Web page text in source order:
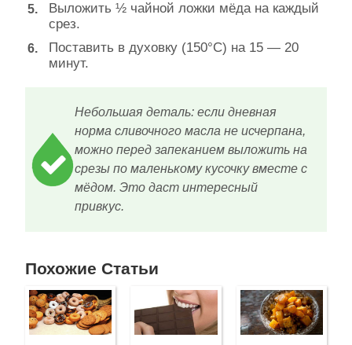
Выложить ½ чайной ложки мёда на каждый
срез.
Поставить в духовку (150°С) на 15 — 20
минут.
Небольшая деталь: если дневная
норма сливочного масла не исчерпана,
можно перед запеканием выложить на
срезы по маленькому кусочку вместе с
мёдом. Это даст интересный
привкус.
Похожие Статьи